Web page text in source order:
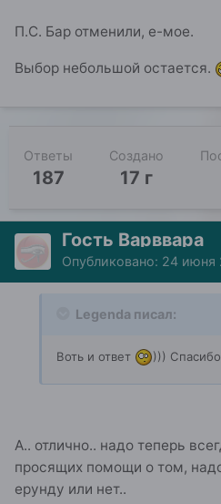
П.С. Бар отменили, е-мое.
Выбор небольшой остается.
Ответы
187
Создано
17 г
Гость Варввара
Опубликовано: 24 июня
Legenda писал:
Воть и ответ ))) Спасибо,
А.. отлично.. надо теперь
просящих помощи о том,
ерунду или нет..